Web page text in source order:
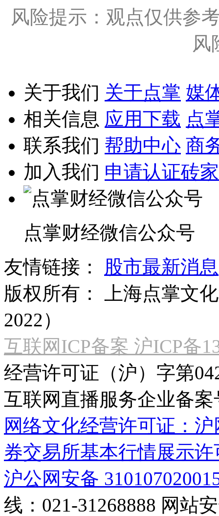
风险提示：观点仅供参
风
关于我们 关于点掌 媒
相关信息 应用下载 点
联系我们 帮助中心 商
加入我们 申请认证砖家
点掌财经微信公众号
友情链接：
股市最新消息
版权所有：
上海点掌文
2022）
互联网ICP备案 沪ICP备
经营许可证（沪）字第
互联网直播服务企业备案
网络文化经营许可证：
券交易所基本行情展示许
沪公网安备
线：021-31268888 网站